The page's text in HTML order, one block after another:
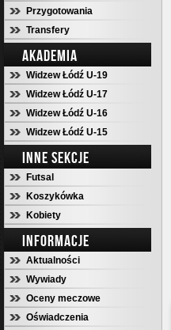
Przygotowania
Transfery
AKADEMIA
Widzew Łódź U-19
Widzew Łódź U-17
Widzew Łódź U-16
Widzew Łódź U-15
INNE SEKCJE
Futsal
Koszykówka
Kobiety
INFORMACJE
Aktualności
Wywiady
Oceny meczowe
Oświadczenia